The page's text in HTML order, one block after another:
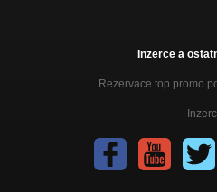
Na šlachtu /cover version The Suřík/
Pán se zeleným vlasem
Inzerce a
Rezervace top promo